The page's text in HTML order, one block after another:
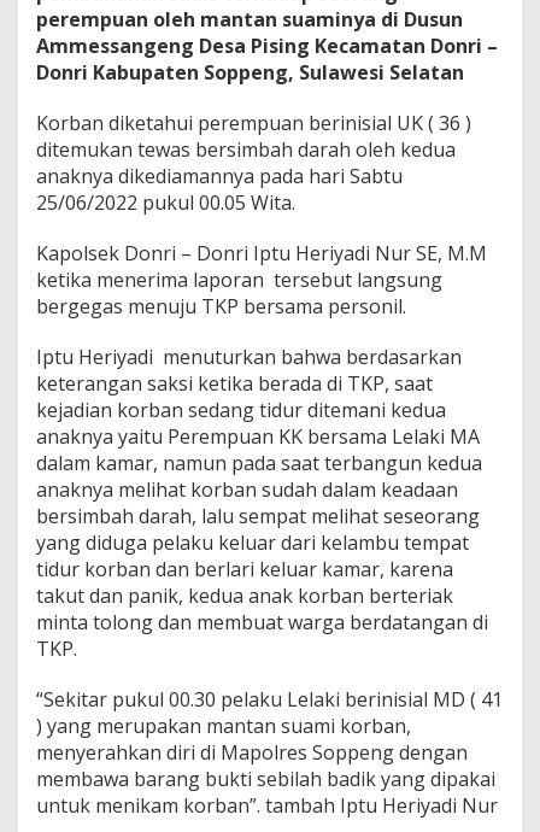
n
B
a
k
,
L
e
k
i
M
S
e
r
a
h
k
a
n
D
i
r
K
e
l
i
s
i
perempuan oleh mantan suaminya di Dusun
Ammessangeng Desa Pising Kecamatan Donri –
Donri Kabupaten Soppeng, Sulawesi Selatan
Korban diketahui perempuan berinisial UK ( 36 )
ditemukan tewas bersimbah darah oleh kedua
anaknya dikediamannya pada hari Sabtu
25/06/2022 pukul 00.05 Wita.
Kapolsek Donri – Donri Iptu Heriyadi Nur SE, M.M
ketika menerima laporan tersebut langsung
bergegas menuju TKP bersama personil.
Iptu Heriyadi menuturkan bahwa berdasarkan
keterangan saksi ketika berada di TKP, saat
kejadian korban sedang tidur ditemani kedua
anaknya yaitu Perempuan KK bersama Lelaki MA
dalam kamar, namun pada saat terbangun kedua
anaknya melihat korban sudah dalam keadaan
bersimbah darah, lalu sempat melihat seseorang
yang diduga pelaku keluar dari kelambu tempat
tidur korban dan berlari keluar kamar, karena
takut dan panik, kedua anak korban berteriak
minta tolong dan membuat warga berdatangan di
TKP.
“Sekitar pukul 00.30 pelaku Lelaki berinisial MD ( 41
) yang merupakan mantan suami korban,
menyerahkan diri di Mapolres Soppeng dengan
membawa barang bukti sebilah badik yang dipakai
untuk menikam korban”. tambah Iptu Heriyadi Nur